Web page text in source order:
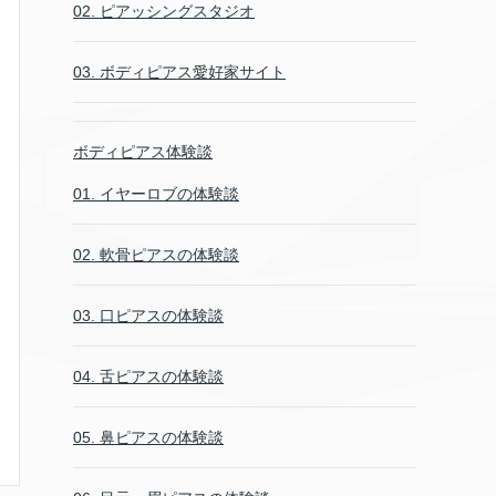
02. ピアッシングスタジオ
03. ボディピアス愛好家サイト
ボディピアス体験談
01. イヤーロブの体験談
02. 軟骨ピアスの体験談
03. 口ピアスの体験談
04. 舌ピアスの体験談
05. 鼻ピアスの体験談